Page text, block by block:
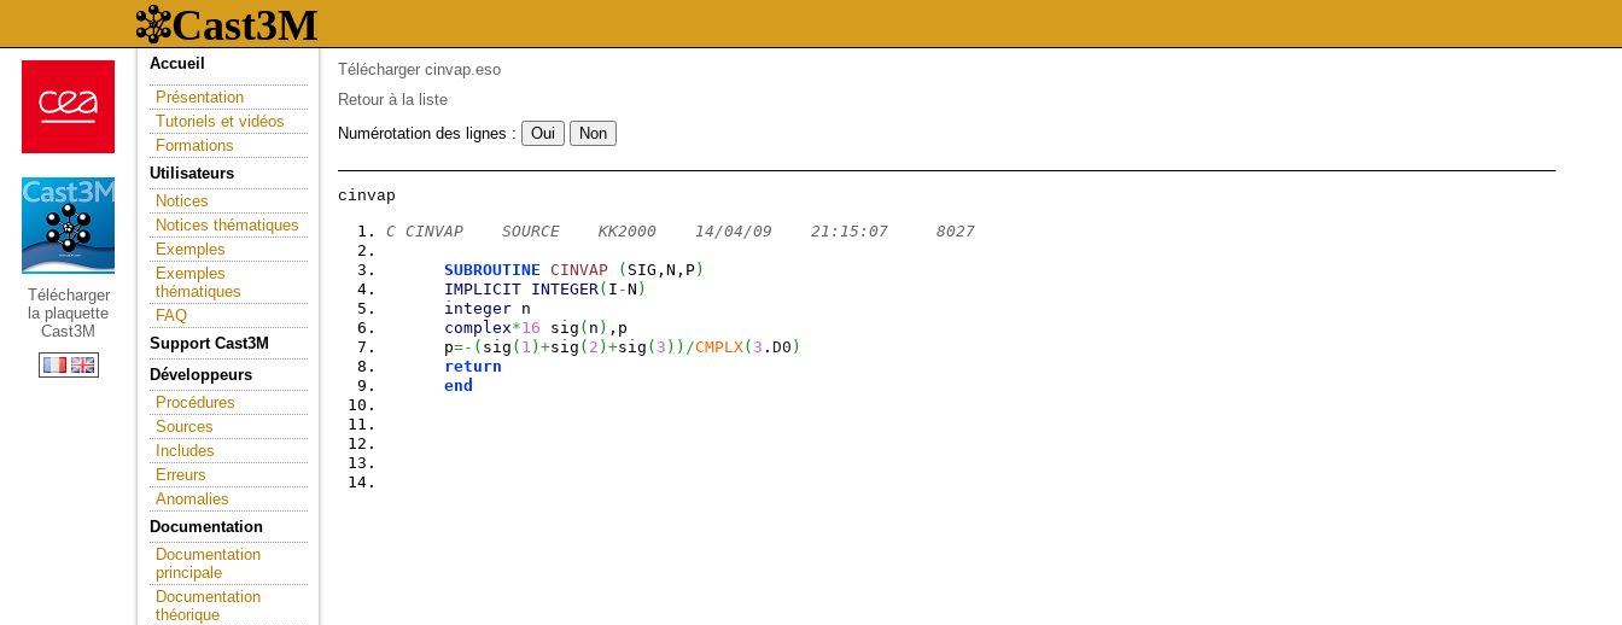
Télécharger
la plaquette
Cast3M
Accueil
Présentation
Tutoriels et vidéos
Formations
Utilisateurs
Notices
Notices thématiques
Exemples
Exemples
thématiques
FAQ
Support Cast3M
Développeurs
Procédures
Sources
Includes
Erreurs
Anomalies
Documentation
Documentation
principale
Documentation
théorique
Télécharger cinvap.eso
Retour à la liste
Numérotation des lignes :
C CINVAP    SOURCE    KK2000    14/04/09    21:15:07     8027
SUBROUTINE CINVAP ( SIG,N,P)
IMPLICIT INTEGER( I -N )
integer n
complex*16 sig ( n ) ,p
      p
=- ( sig ( 1 ) +sig ( 2 ) +sig ( 3 ) ) /CMPLX( 3 . D0 )
return
end